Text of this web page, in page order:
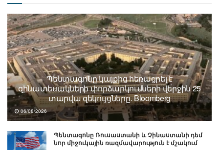
Պենտագոնը կայքից հեռացրել է
զինատեսակների փորձարկումների վերջին 25
տարվա զեկույցները. Bloomberg
06/08/2026
Պենտագոնը Ռուսաստանի և Չինաստանի դեմ
նոր միջուկային ռազմավարություն է մշակում